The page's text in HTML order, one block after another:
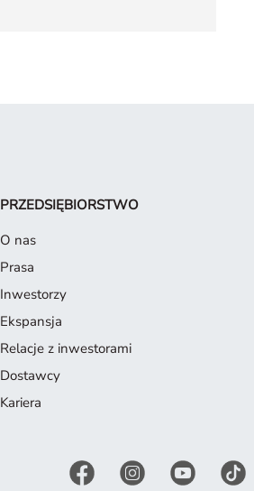
PRZEDSIĘBIORSTWO
O nas
Prasa
Inwestorzy
Ekspansja
Relacje z inwestorami
Dostawcy
Kariera